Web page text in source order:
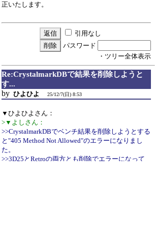
正いたします。
引用なし
パスワード
・ツリー全体表示
Re:CrystalmarkDBで結果を削除しようと
す...
by ひよひよ 25/12/7(日) 8:53
▼ひよひよさん：
>▼よしさん：
>>CrystalmarkDBでベンチ結果を削除しようとする
と"405 Method Not Allowed"のエラーになりまし
た。
>>3D25とRetroの両方とも削除でエラーになって